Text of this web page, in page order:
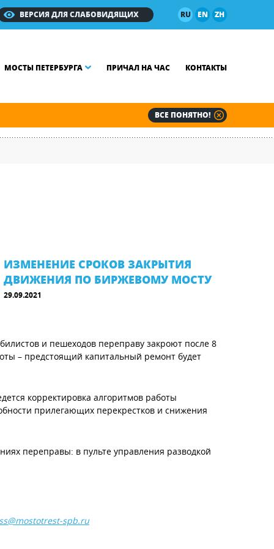
RU EN ZH
ВЕРСИЯ ДЛЯ СЛАБОВИДЯЩИХ
МОСТЫ ПЕТЕРБУРГА ПРИЧАЛ НА ЧАС КОНТАКТЫ
ВСЕ ПОНЯТНО!
ИЗМЕНЕНИЕ СРОКОВ ЗАКРЫТИЯ
ДВИЖЕНИЯ ПО БИРЖЕВОМУ МОСТУ
29.09.2021
и пешеходов переправу закроют после 8
– предстоящий капитальный ремонт будет
корректировка алгоритмов работы
прилегающих перекрестков и снижения
переправы: в пульте управления разводкой
spb.ru